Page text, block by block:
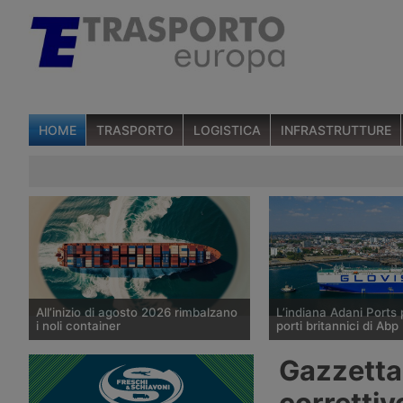
HOME TRASPORTO LOGISTICA INFRASTRUTTURE
All’inizio di agosto 2026 rimbalzano
i noli container
I noli spot del trasporto marittimo di
container diffusi il 6 agosto 2026 da
Drewry mostrano un aumento medio
L’indiana Adani Ports
porti britannici di Abp
valutando